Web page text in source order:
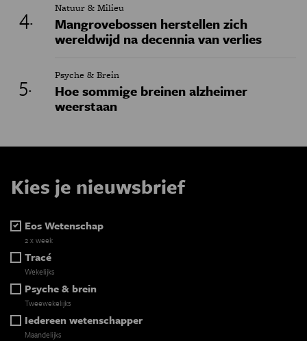
Natuur & Milieu
Mangrovebossen herstellen zich
wereldwijd na decennia van verlies
Psyche & Brein
Hoe sommige breinen alzheimer
weerstaan
Kies je nieuwsbrief
Eos Wetenschap
2 x week
Tracé
Wekelijks
Psyche & brein
Tweewekelijks
Iedereen wetenschapper
Maandelijks